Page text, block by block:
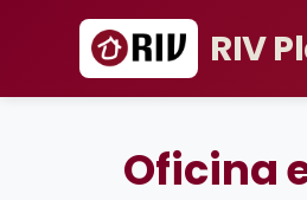
RIV
Oficina